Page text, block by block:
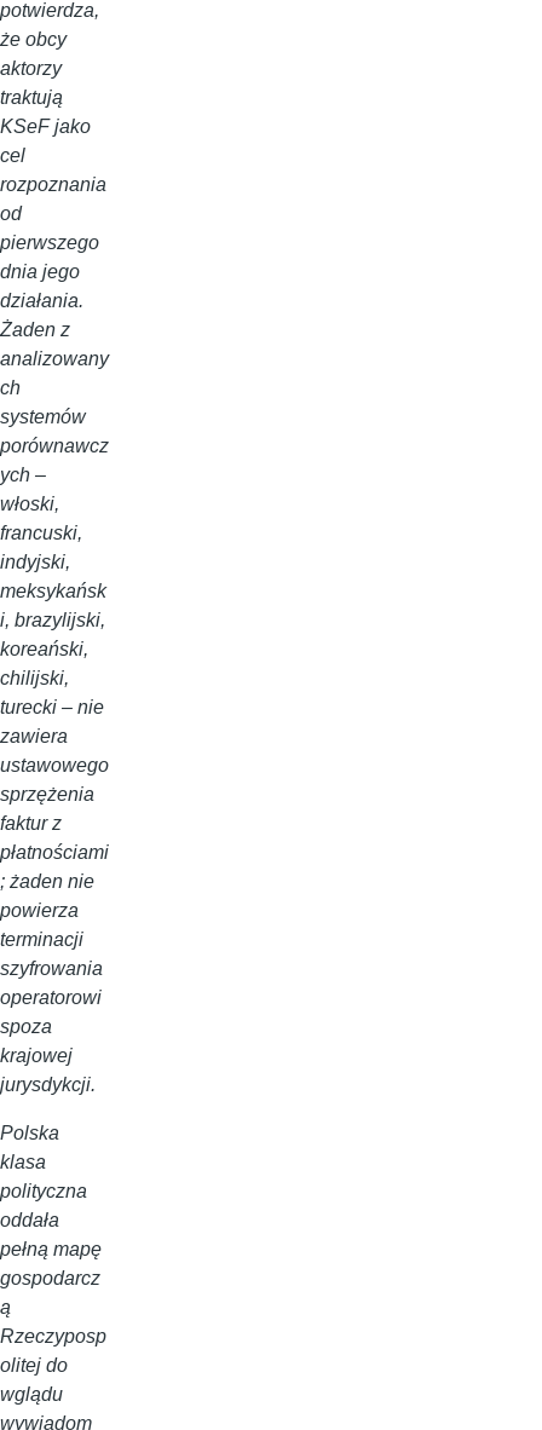
potwierdza,
że obcy
aktorzy
traktują
KSeF jako
cel
rozpoznania
od
pierwszego
dnia jego
działania.
Żaden z
analizowany
ch
systemów
porównawcz
ych –
włoski,
francuski,
indyjski,
meksykańsk
i, brazylijski,
koreański,
chilijski,
turecki – nie
zawiera
ustawowego
sprzężenia
faktur z
płatnościami
; żaden nie
powierza
terminacji
szyfrowania
operatorowi
spoza
krajowej
jurysdykcji.
Polska
klasa
polityczna
oddała
pełną mapę
gospodarcz
ą
Rzeczyposp
olitej do
wglądu
wywiadom